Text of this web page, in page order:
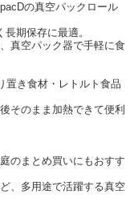
の真空パックロール
期保存に最適。
真空パック器で手軽に食
置き食材・レトルト食品
そのまま加熱できて便利
のまとめ買いにもおすす
、多用途で活躍する真空